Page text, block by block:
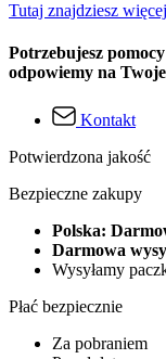
Tutaj znajdziesz
Potrzebujesz
odpowiemy na
Kontakt
Potwierdzona jakość
Bezpieczne zakupy
Polska:
Darmowa
Wysyłamy
Płać bezpiecznie
Za pobraniem